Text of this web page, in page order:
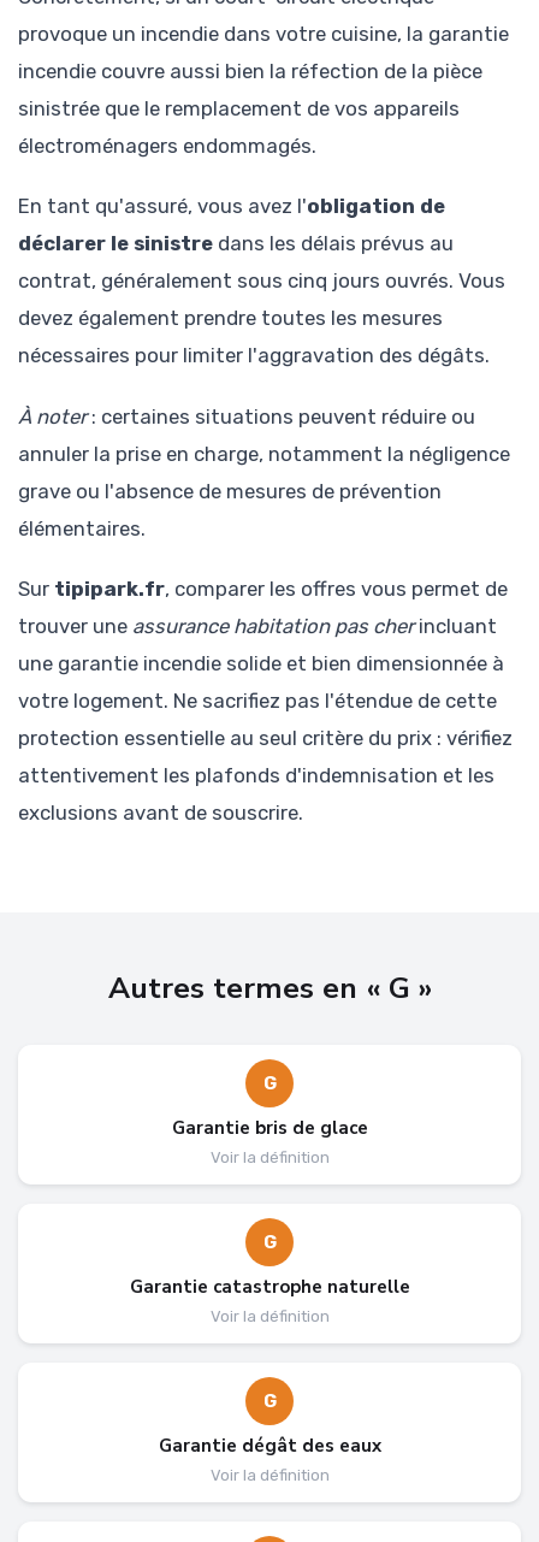
provoque un incendie dans votre cuisine, la garantie
incendie couvre aussi bien la réfection de la pièce
sinistrée que le remplacement de vos appareils
électroménagers endommagés.
En tant qu'assuré, vous avez l'obligation de
déclarer le sinistre dans les délais prévus au
contrat, généralement sous cinq jours ouvrés. Vous
devez également prendre toutes les mesures
nécessaires pour limiter l'aggravation des dégâts.
À noter: certaines situations peuvent réduire ou
annuler la prise en charge, notamment la négligence
grave ou l'absence de mesures de prévention
élémentaires.
Sur tipipark.fr, comparer les offres vous permet de
trouver une assurance habitation pas cherincluant
une garantie incendie solide et bien dimensionnée à
votre logement. Ne sacrifiez pas l'étendue de cette
protection essentielle au seul critère du prix : vérifiez
attentivement les plafonds d'indemnisation et les
exclusions avant de souscrire.
Autres termes en « G »
G
Garantie bris de glace
Voir la définition
G
Garantie catastrophe naturelle
Voir la définition
G
Garantie dégât des eaux
Voir la définition